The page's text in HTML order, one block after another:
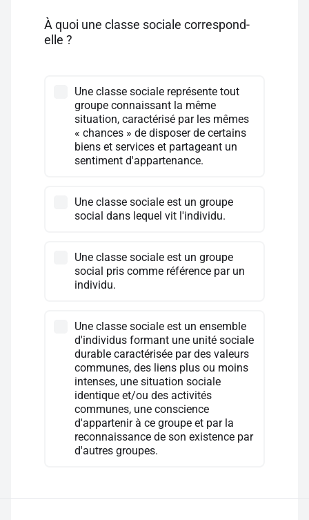
À quoi une classe sociale correspond-
elle ?
Une classe sociale représente tout
groupe connaissant la même
situation, caractérisé par les mêmes
« chances » de disposer de certains
biens et services et partageant un
sentiment d'appartenance.
Une classe sociale est un groupe
social dans lequel vit l'individu.
Une classe sociale est un groupe
social pris comme référence par un
individu.
Une classe sociale est un ensemble
d'individus formant une unité sociale
durable caractérisée par des valeurs
communes, des liens plus ou moins
intenses, une situation sociale
identique et/ou des activités
communes, une conscience
d'appartenir à ce groupe et par la
reconnaissance de son existence par
d'autres groupes.